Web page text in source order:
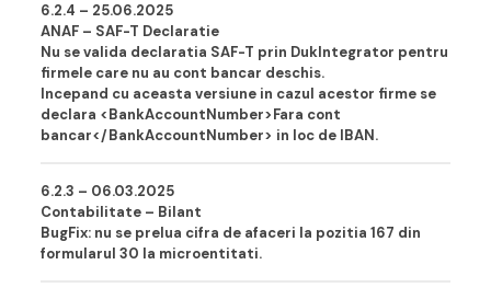
6.2.4 – 25.06.2025
ANAF – SAF-T Declaratie
Nu se valida declaratia SAF-T prin DukIntegrator pentru
firmele care nu au cont bancar deschis.
Incepand cu aceasta versiune in cazul acestor firme se
declara <BankAccountNumber>Fara cont
bancar</BankAccountNumber> in loc de IBAN.
6.2.3 – 06.03.2025
Contabilitate – Bilant
BugFix: nu se prelua cifra de afaceri la pozitia 167 din
formularul 30 la microentitati.